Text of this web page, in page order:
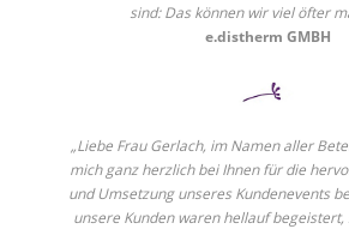
sind: Das können wir viel öfter
e.distherm GMBH
„Liebe Frau Gerlach, im Namen aller
mich ganz herzlich bei Ihnen für die
und Umsetzung unseres Kundenevents
unsere Kunden waren hellauf